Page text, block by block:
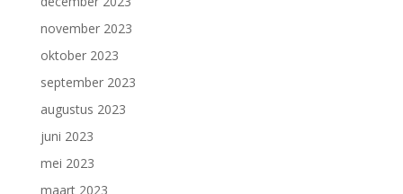
november 2023
oktober 2023
september 2023
augustus 2023
juni 2023
mei 2023
maart 2023